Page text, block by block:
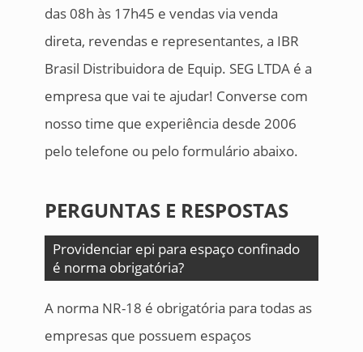
das 08h às 17h45 e vendas via venda
direta, revendas e representantes, a IBR
Brasil Distribuidora de Equip. SEG LTDA é a
empresa que vai te ajudar! Converse com
nosso time que experiência desde 2006
pelo telefone ou pelo formulário abaixo.
PERGUNTAS E RESPOSTAS
Providenciar epi para espaço confinado
é norma obrigatória?
A norma NR-18 é obrigatória para todas as
empresas que possuem espaços